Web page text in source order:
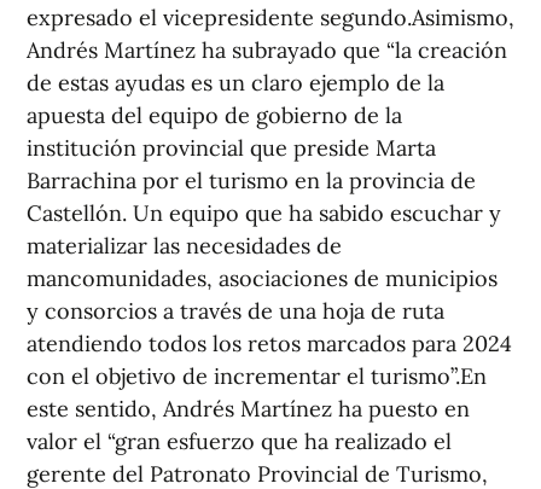
expresado el vicepresidente segundo.Asimismo,
Andrés Martínez ha subrayado que “la creación
de estas ayudas es un claro ejemplo de la
apuesta del equipo de gobierno de la
institución provincial que preside Marta
Barrachina por el turismo en la provincia de
Castellón. Un equipo que ha sabido escuchar y
materializar las necesidades de
mancomunidades, asociaciones de municipios
y consorcios a través de una hoja de ruta
atendiendo todos los retos marcados para 2024
con el objetivo de incrementar el turismo”.En
este sentido, Andrés Martínez ha puesto en
valor el “gran esfuerzo que ha realizado el
gerente del Patronato Provincial de Turismo,